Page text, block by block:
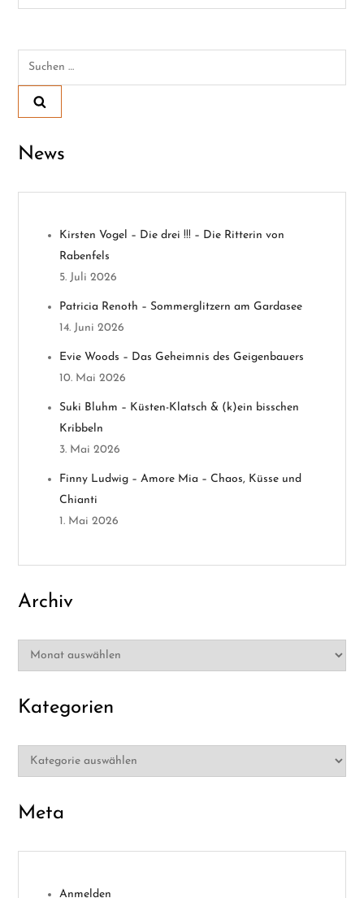
r
a
g
g
Suchen
News
Kirsten Vogel – Die drei !!! – Die Ritterin von
Rabenfels
5. Juli 2026
Patricia Renoth – Sommerglitzern am Gardasee
14. Juni 2026
Evie Woods – Das Geheimnis des Geigenbauers
10. Mai 2026
Suki Bluhm – Küsten-Klatsch & (k)ein bisschen
Kribbeln
3. Mai 2026
Finny Ludwig – Amore Mia – Chaos, Küsse und
Chianti
1. Mai 2026
Archiv
Archiv
Kategorien
Kategorien
Meta
Anmelden